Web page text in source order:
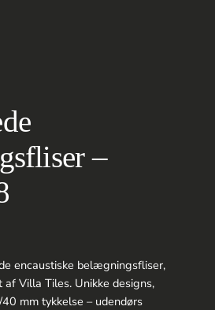
–
encaustiske belægningsfliser,
Villa Tiles. Unikke designs,
mm tykkelse – udendørs